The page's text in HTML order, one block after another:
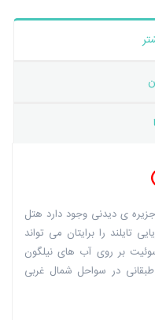
ی دیدنی وجود دارد هتل
را برایتان می تواند
این هتل ۵ ستاره دارای ۱۰۰ سوئیت بر روی آب های نیلگون
در سواحل شمال غربی